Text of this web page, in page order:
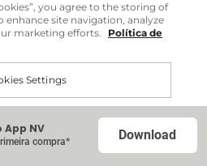
Field
onde você estiver.
site internacional
App NV
compra* Download
you agree to the storing of
enhance site navigation, analyze
marketing efforts.
Política de
Settings
All Cookies